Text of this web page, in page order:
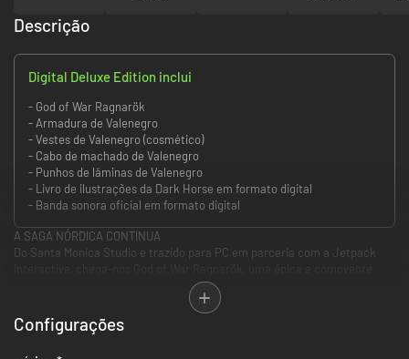
Descrição
Digital Deluxe Edition inclui
- God of War Ragnarök
- Armadura de Valenegro
- Vestes de Valenegro (cosmético)
- Cabo de machado de Valenegro
- Punhos de lâminas de Valenegro
- Livro de ilustrações da Dark Horse em formato digital
- Banda sonora oficial em formato digital
A SAGA NÓRDICA CONTINUA
Do Santa Monica Studio e trazido para PC em parceria com a Jetpack
aventura que acompanha Kratos e Atreus enquanto estes se debatem
com as amarras do passado e as possibilidades do futuro.
A sequela do aclamado God of War (2018), God of War Ragnarök, inicia-se
Configurações